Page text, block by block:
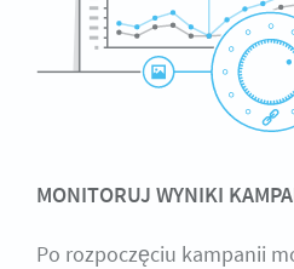
MONITORUJ WYNIKI
Po rozpoczęciu kampanii